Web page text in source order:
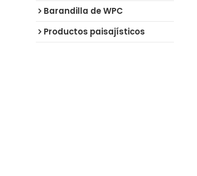
Barandilla de WPC
Productos paisajísticos